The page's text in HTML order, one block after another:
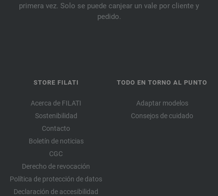
primera vez. Solo se puede canjear un vale por cliente y
pedido.
STORE FILATI
Acerca de FILATI
Sostenibilidad
Contacto
Boletín de noticias
CGC
Derecho de revocación
Política de protección de datos
Declaración de accesibilidad
TODO EN TORNO AL PUNTO
Adaptar modelos
Consejos de cuidado